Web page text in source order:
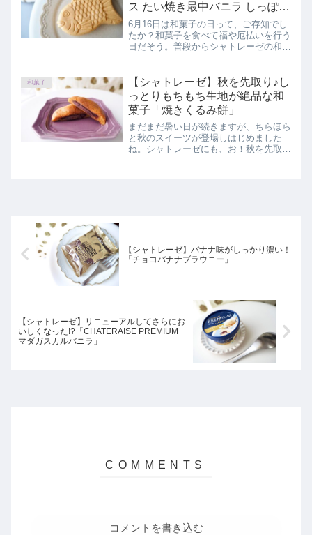
ス たい焼き最中バニラ しっぽま
であん」
6月16日は和菓子の日って、ご存知でし
たか？和菓子を食べて福や厄払いを行う
日だそう。普段からシャトレーゼの和菓
きな「和菓子アイス たい焼き最中バニ
ラ しっぽまであん」を正直にレビュー
しています。
和菓子
【シャトレーゼ】秋を先取り♪し
っとりもちもち生地が絶品な和
菓子「焼きくるみ餅」
まだまだ暑い日が続きますが、ちらほら
と秋のスイーツが登場しはじめました
ね。シャトレーゼにも、お！秋を先取
【シャトレーゼ】バナナ味がしっかり濃い！
「チョコバナナブラウニー」
【シャトレーゼ】リニューアルしてさらにお
いしくなった!?「CHATERAISE PREMIUM
マダガスカルバニラ」
コメントを書き込む